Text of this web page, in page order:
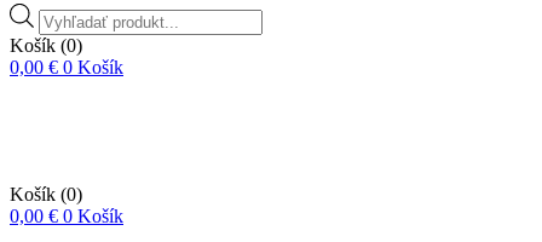
Vyhľadávanie
produktov
Košík (0)
0,00 € 0 Košík
Košík (0)
0,00 € 0 Košík